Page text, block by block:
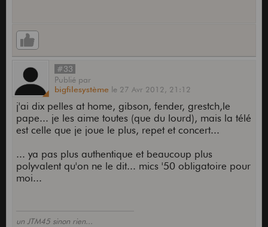
#33
Publié par
bigfilesystème le 27 Avr 2012, 21:12
j'ai dix pelles at home, gibson, fender, grestch,le
pape... je les aime toutes (que du lourd), mais la télé
est celle que je joue le plus, repet et concert...
... ya pas plus authentique et beaucoup plus
polyvalent qu'on ne le dit... mics '50 obligatoire pour
moi...
un JTM45 sinon rien...